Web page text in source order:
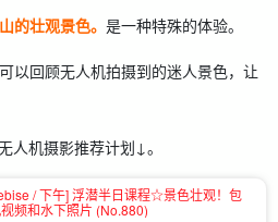
的壮观景色。 是一种特殊的体验。
以回顾无人机拍摄到的迷人景色，让
人机摄影推荐计划↓。
/ 下午] 浮潜半日课程☆景色壮观！包
频和水下照片 (No.880)